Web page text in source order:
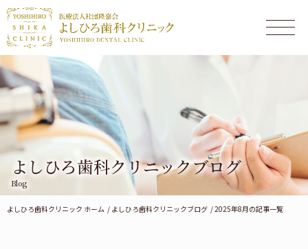
よしひろ歯科クリニックブログ
Blog
よしひろ歯科クリニック ホーム よしひろ歯科クリニックブログ 2025年8月の記事一覧